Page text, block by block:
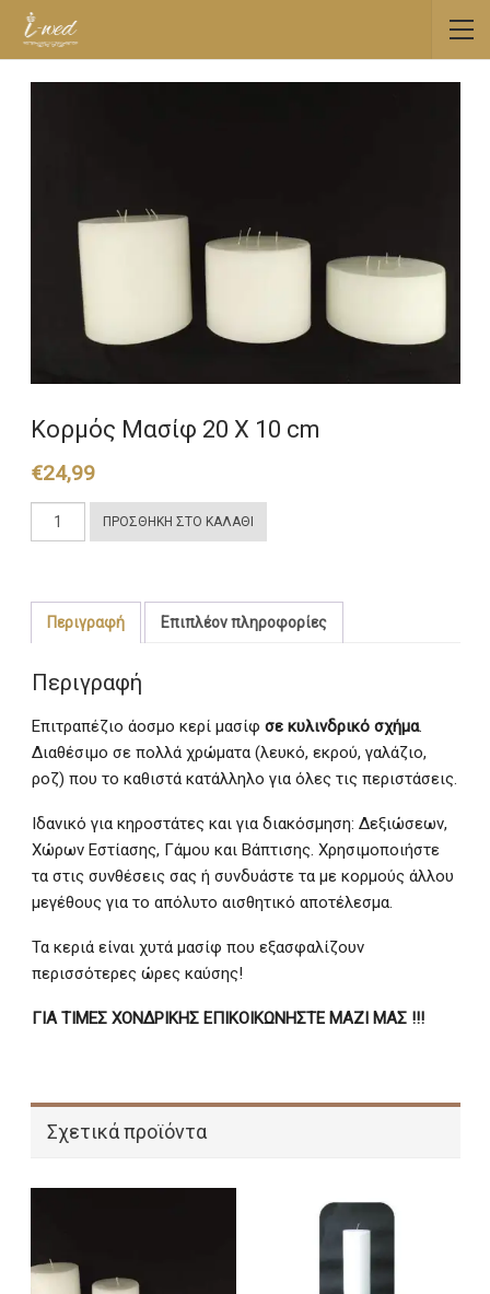
Κορμός Μασίφ 20 Χ 10 cm
€24,99
Κορμός
Μασίφ
ΠΡΟΣΘΉΚΗ ΣΤΟ ΚΑΛΆΘΙ
Περιγραφή Επιπλέον πληροφορίες
Περιγραφή
Επιτραπέζιο άοσμο κερί μασίφ σε κυλινδρικό σχήμα.
Διαθέσιμο σε πολλά χρώματα (λευκό, εκρού, γαλάζιο,
ροζ) που το καθιστά κατάλληλο για όλες τις περιστάσεις.
Ιδανικό για κηροστάτες και για διακόσμηση: Δεξιώσεων,
Χώρων Εστίασης, Γάμου και Βάπτισης. Χρησιμοποιήστε
τα στις συνθέσεις σας ή συνδυάστε τα με κορμούς άλλου
μεγέθους για το απόλυτο αισθητικό αποτέλεσμα.
Τα κεριά είναι χυτά μασίφ που εξασφαλίζουν
περισσότερες ώρες καύσης!
ΓΙΑ ΤΙΜΕΣ ΧΟΝΔΡΙΚΗΣ ΕΠΙΚΟΙΚΩΝΗΣΤΕ ΜΑΖΙ ΜΑΣ !!!
Σχετικά προϊόντα